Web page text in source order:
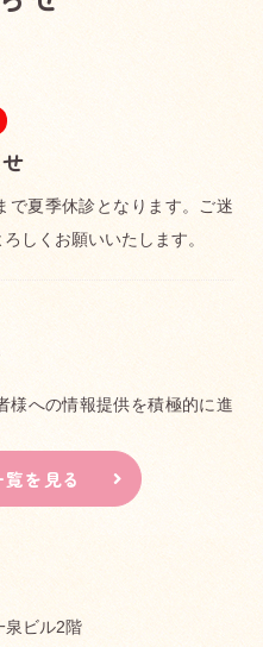
で夏季休診となります。ご迷
しくお願いいたします。
様への情報提供を積極的に進
行の際に個別の算定項目がわ
います。
ん（パート）を募集いたし
を見る
ビル2階